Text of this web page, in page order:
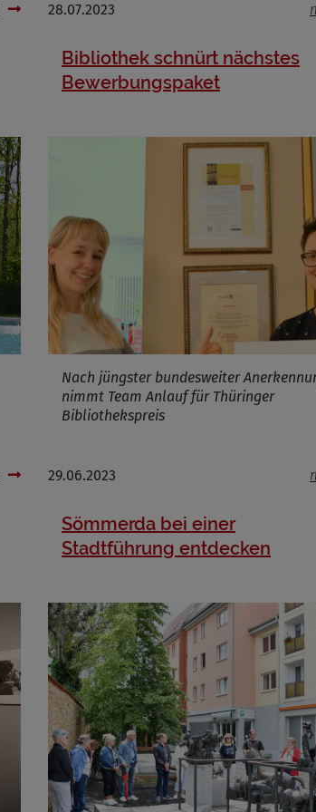
28.07.2023
Bibliothek schnürt nächstes
Bewerbungspaket
Nach jüngster bundesweiter
nimmt Team Anlauf für Thüringer
Bibliothekspreis
29.06.2023
Sömmerda bei einer
Stadtführung entdecken
Infos schließen